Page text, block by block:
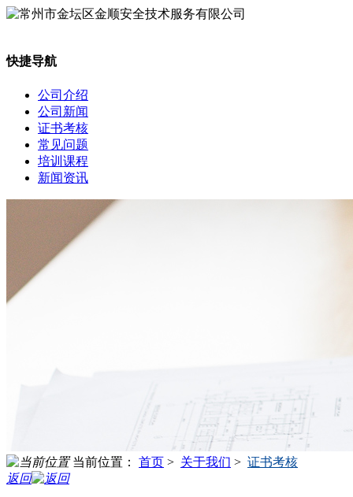
快捷导航
公司介绍
公司新闻
证书考核
常见问题
培训课程
新闻资讯
当前位置： 首页 > 关于我们 > 证书考核
返回